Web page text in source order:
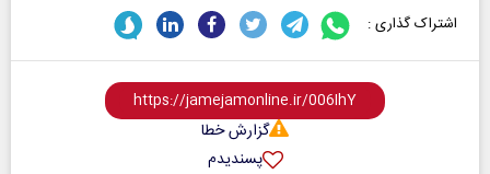
اشتراک گذاری :
گزارش خطا
پسندیدم